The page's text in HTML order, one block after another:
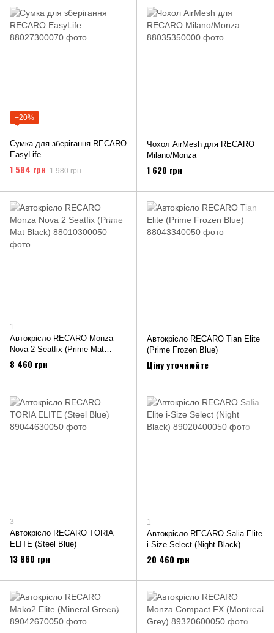
−20%
Сумка для зберігання RECARO
EasyLife
1 584 грн 1 980 грн
Чохол AirMesh для RECARO
Milano/Monza
1 620 грн
1
Автокрісло RECARO Monza
Nova 2 Seatfix (Prime Mat
Black)
8 460 грн
Автокрісло RECARO Tian Elite
(Prime Frozen Blue)
Ціну уточнюйте
3
Автокрісло RECARO TORIA
ELITE (Steel Blue)
13 860 грн
1
Автокрісло RECARO Salia Elite
i-Size Select (Night Black)
20 460 грн